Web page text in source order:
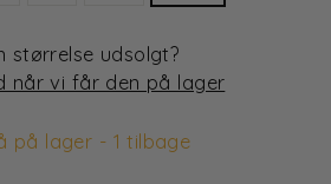
størrelse udsolgt?
når vi får den på lager
på lager - 1 tilbage